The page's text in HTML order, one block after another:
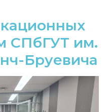
СПбГУТ им.
Бруевича